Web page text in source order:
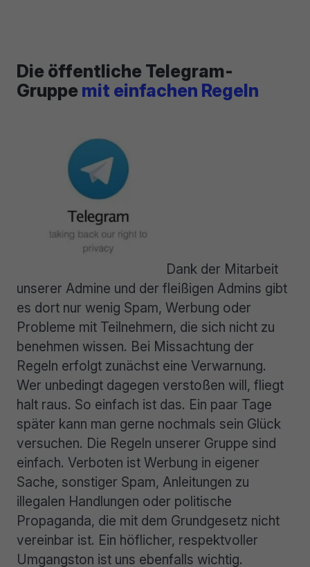
Die öffentliche Telegram-
Gruppe mit einfachen Regeln
Dank der Mitarbeit
unserer Admine und der fleißigen Admins gibt
es dort nur wenig Spam, Werbung oder
Probleme mit Teilnehmern, die sich nicht zu
benehmen wissen. Bei Missachtung der
Regeln erfolgt zunächst eine Verwarnung.
Wer unbedingt dagegen verstoßen will, fliegt
halt raus. So einfach ist das. Ein paar Tage
später kann man gerne nochmals sein Glück
versuchen. Die Regeln unserer Gruppe sind
einfach. Verboten ist Werbung in eigener
Sache, sonstiger Spam, Anleitungen zu
illegalen Handlungen oder politische
Propaganda, die mit dem Grundgesetz nicht
vereinbar ist. Ein höflicher, respektvoller
Umgangston ist uns ebenfalls wichtig.